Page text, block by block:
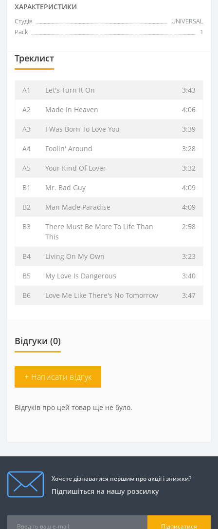
ХАРАКТЕРИСТИКИ
Студія
UNIVERSAL
Pack
1
Треклист
A1 Let's Turn It On 3:43
A2 Made In Heaven 4:06
A3 I Was Born To Love You 3:39
A4 Foolin' Around 3:28
A5 Your Kind Of Lover 3:32
B1 Mr. Bad Guy 4:09
B2 Man Made Paradise 4:09
B3
There Must Be More To Life Than
This
2:58
B4 Living On My Own 3:23
B5 My Love Is Dangerous 3:40
B6 Love Me Like There's No Tomorrow 3:47
Відгуки (0)
+ Написати відгук
Відгуків про цей товар ще не було.
Хочете дізнаватися першим про акції і знижки?
Підпишіться на нашу розсилку
Підписатися